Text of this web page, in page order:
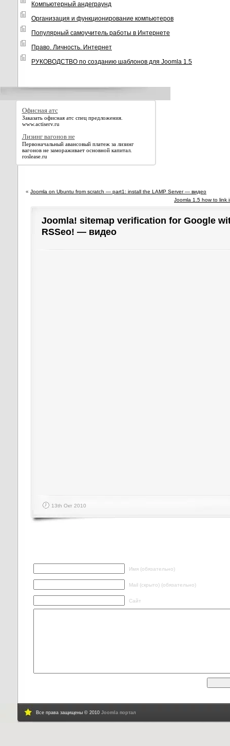
Компьютерный андеграунд
Организация и функционирование компьютеров
Популярный самоучитель работы в Интернете
Право. Личность. Интернет
РУКОВОДСТВО по созданию шаблонов для Joomla 1.5
Офисная атс
Заказать офисная атс спец предложения.
www.actiserv.ru
Лизинг вагонов не
Первоначальный авансовый платеж за лизинг
вагонов не замораживает основной капитал.
roslease.ru
« Joomla on Ubuntu from scratch — part1: install the LAMP Server — видео
Joomla 1.5 how to
Joomla! sitemap verification for Google
RSSeo! — видео
13th Окт 2010
Имя (обязательно)
Mail (скрыто) (обязательно)
Сайт
Все права защищены © 2010 Joomla портал